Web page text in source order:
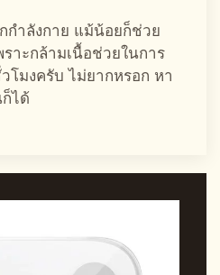
ำลังกาย แม้น้อยก็ช่วย
ราะกล้ามเนื้อช่วยในการ
โมงครับ ไม่ยากหรอก หา
ได้